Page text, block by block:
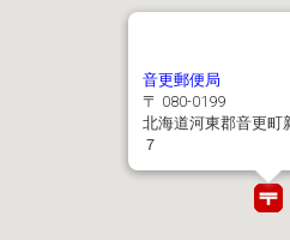
音更郵便局
〒 080-0199
北海道河東郡音更町
７